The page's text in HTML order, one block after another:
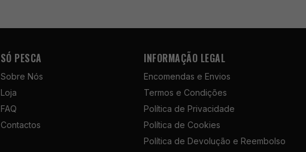
SÓ PESCA
Sobre Nós
Loja
FAQ
Contactos
INFORMAÇÃO LEGAL
Encomendas e Envios
Termos e Condições
Política de Privacidade
Política de Cookies
Política de Devolução e Reembolso